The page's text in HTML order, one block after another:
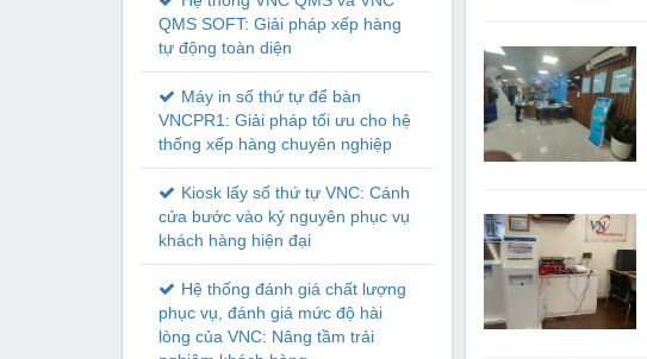
QMS SOFT: Giải pháp xếp hàng
tự động toàn diện
Máy in số thứ tự để bàn
VNCPR1: Giải pháp tối ưu cho hệ
thống xếp hàng chuyên nghiệp
Kiosk lấy số thứ tự VNC: Cánh
cửa bước vào kỷ nguyên phục vụ
khách hàng hiện đại
Hệ thống đánh giá chất lượng
phục vụ, đánh giá mức độ hài
lòng của VNC: Nâng tầm trải